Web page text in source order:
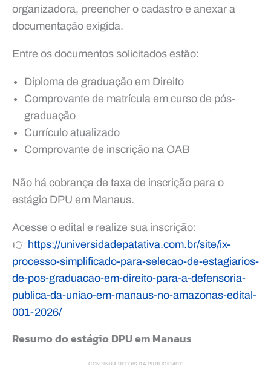
organizadora, preencher o cadastro e anexar a
documentação exigida.
Entre os documentos solicitados estão:
Diploma de graduação em Direito
Comprovante de matrícula em curso de pós-
graduação
Currículo atualizado
Comprovante de inscrição na OAB
Não há cobrança de taxa de inscrição para o
estágio DPU em Manaus.
Acesse o edital e realize sua inscrição:
👉 https://universidadepatativa.com.br/site/ix-
processo-simplificado-para-selecao-de-estagiarios-
de-pos-graduacao-em-direito-para-a-defensoria-
publica-da-uniao-em-manaus-no-amazonas-edital-
001-2026/
Resumo do estágio DPU em Manaus
CONTINUA DEPOIS DA PUBLICIDADE